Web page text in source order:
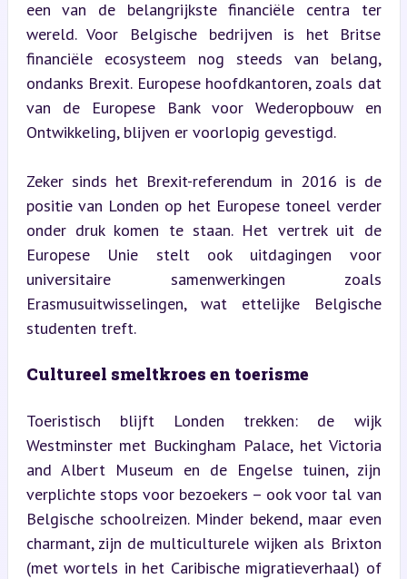
een van de belangrijkste financiële centra ter
wereld. Voor Belgische bedrijven is het Britse
financiële ecosysteem nog steeds van belang,
ondanks Brexit. Europese hoofdkantoren, zoals dat
van de Europese Bank voor Wederopbouw en
Ontwikkeling, blijven er voorlopig gevestigd.
Zeker sinds het Brexit-referendum in 2016 is de
positie van Londen op het Europese toneel verder
onder druk komen te staan. Het vertrek uit de
Europese Unie stelt ook uitdagingen voor
universitaire samenwerkingen zoals
Erasmusuitwisselingen, wat ettelijke Belgische
studenten treft.
Cultureel smeltkroes en toerisme
Toeristisch blijft Londen trekken: de wijk
Westminster met Buckingham Palace, het Victoria
and Albert Museum en de Engelse tuinen, zijn
verplichte stops voor bezoekers – ook voor tal van
Belgische schoolreizen. Minder bekend, maar even
charmant, zijn de multiculturele wijken als Brixton
(met wortels in het Caribische migratieverhaal) of